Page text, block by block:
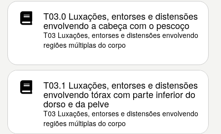
T03.0 Luxações, entorses e distensões
envolvendo a cabeça com o pescoço
T03 Luxações, entorses e distensões envolvendo
regiões múltiplas do corpo
T03.1 Luxações, entorses e distensões
envolvendo tórax com parte inferior do
dorso e da pelve
T03 Luxações, entorses e distensões envolvendo
regiões múltiplas do corpo